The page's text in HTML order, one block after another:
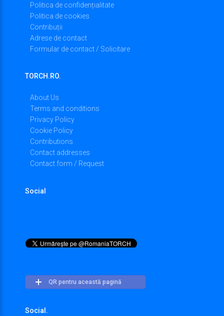
Politica de confidențialitate
Politica de cookies
Contribuții
Adrese de contact
Formular de contact / Solicitare
TORCH.RO.
About Us
Terms and conditions
Privacy Policy
Cookie Policy
Contributions
Contact addresses
Contact form / Request
Social
QR pentru această pagină
Social.